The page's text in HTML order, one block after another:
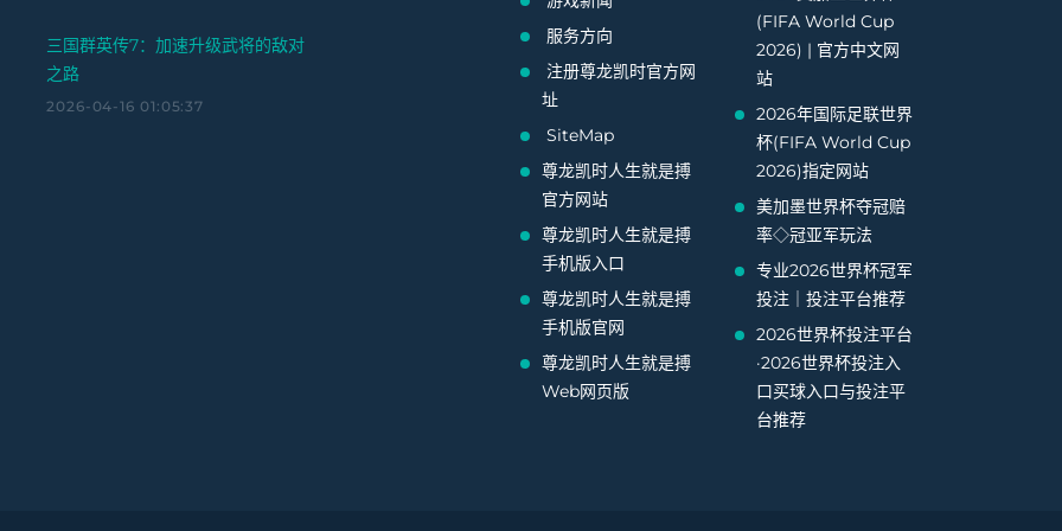
三国群英传7：加速升级武将的敌对
之路
2026-04-16 01:05:37
服务方向
注册尊龙凯时官方网
址
SiteMap
尊龙凯时人生就是搏
官方网站
尊龙凯时人生就是搏
手机版入口
尊龙凯时人生就是搏
手机版官网
尊龙凯时人生就是搏
Web网页版
(FIFA World Cup
2026) | 官方中文网
站
2026年国际足联世界
杯(FIFA World Cup
2026)指定网站
美加墨世界杯夺冠赔
率◇冠亚军玩法
专业2026世界杯冠军
投注｜投注平台推荐
2026世界杯投注平台
·2026世界杯投注入
口买球入口与投注平
台推荐